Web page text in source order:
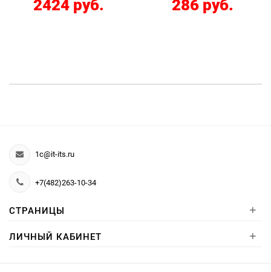
2424 руб. 286 руб.
1c@it-its.ru
+7(482)263-10-34
СТРАНИЦЫ +
ЛИЧНЫЙ КАБИНЕТ +